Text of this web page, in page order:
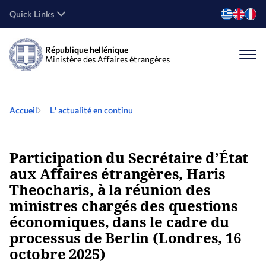
Quick Links
République hellénique
Ministère des Affaires étrangères
Accueil L' actualité en continu
Participation du Secrétaire d’État
aux Affaires étrangères, Haris
Theocharis, à la réunion des
ministres chargés des questions
économiques, dans le cadre du
processus de Berlin (Londres, 16
octobre 2025)